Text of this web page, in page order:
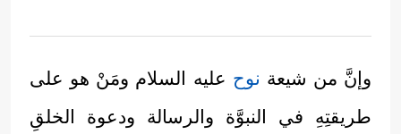
وإنَّ من شيعة نوح عليه السلام ومَنْ هو على
طريقتِهِ في النبوَّة والرسالة ودعوة الخلقِ